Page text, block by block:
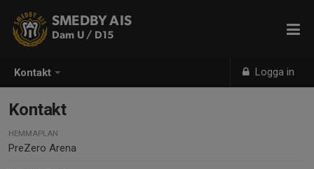
Kontakt Logga in
SMEDBY AIS
Dam U / D15
Kontakt
HEMMAPLAN
PreZero Arena